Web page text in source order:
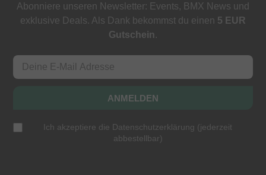
Abonniere unseren Newsletter: Events, BMX News und
exklusive Deals. Als Dank bekommst du einen 5 EUR
Gutschein.
ANMELDEN
Ich akzeptiere die Datenschutzerklärung (jederzeit
abbestellbar)